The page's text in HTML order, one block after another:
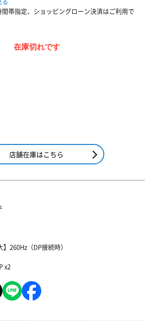
帯指定、ショッピングローン決済はご利用で
在庫切れです
店舗在庫はこちら
260Hz（DP接続時）
x2